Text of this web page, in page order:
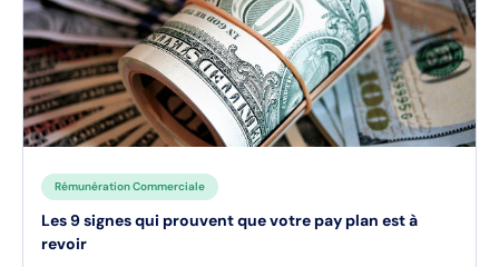
Rémunération Commerciale
Les 9 signes qui prouvent que votre pay plan est à
revoir